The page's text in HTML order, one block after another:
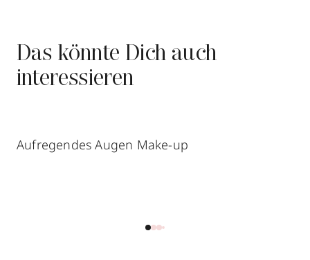
Das könnte Dich auch
interessieren
Aufregendes Augen Make-up